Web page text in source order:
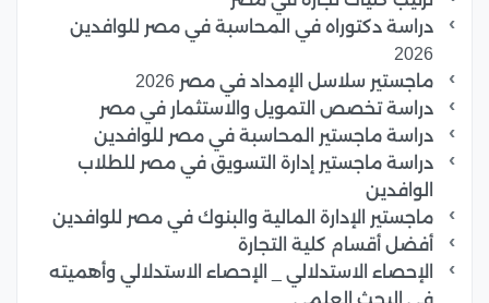
دراسة دكتوراه في المحاسبة في مصر للوافدين
2026
ماجستير سلاسل الإمداد في مصر 2026
دراسة تخصص التمويل والاستثمار في مصر
دراسة ماجستير المحاسبة في مصر للوافدين
دراسة ماجستير إدارة التسويق في مصر للطلاب
الوافدين
ماجستير الإدارة المالية والبنوك في مصر للوافدين
أفضل أقسام كلية التجارة
الإحصاء الاستدلالي _ الإحصاء الاستدلالي وأهميته
في البحث العلمي